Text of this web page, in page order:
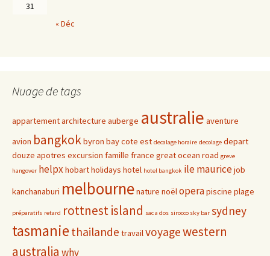
« Déc
31
Nuage de tags
appartementarchitecture auberge australie aventure
avion bangkokbyron baycote est decalage horaire decolage depart
douze apotres excursion famille france great ocean road greve
hangover helpxhobartholidays hotel hotel bangkok ile mauricejob
kanchanaburi melbournenature noëloperapiscine plage
préparatifs retard rottnest island sac a dos sirocco sky bar sydney
tasmaniethailande travailvoyagewestern
australia whv